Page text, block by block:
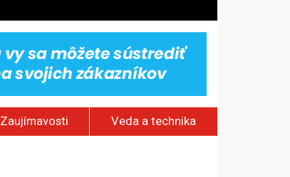
Zaujímavosti Veda a technika